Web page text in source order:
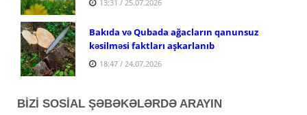
13:31 / 25.07.2026
Bakıda və Qubada ağacların qanunsuz
kəsilməsi faktları aşkarlanıb
18:47 / 24.07.2026
BİZİ SOSİAL ŞƏBƏKƏLƏRDƏ ARAYIN